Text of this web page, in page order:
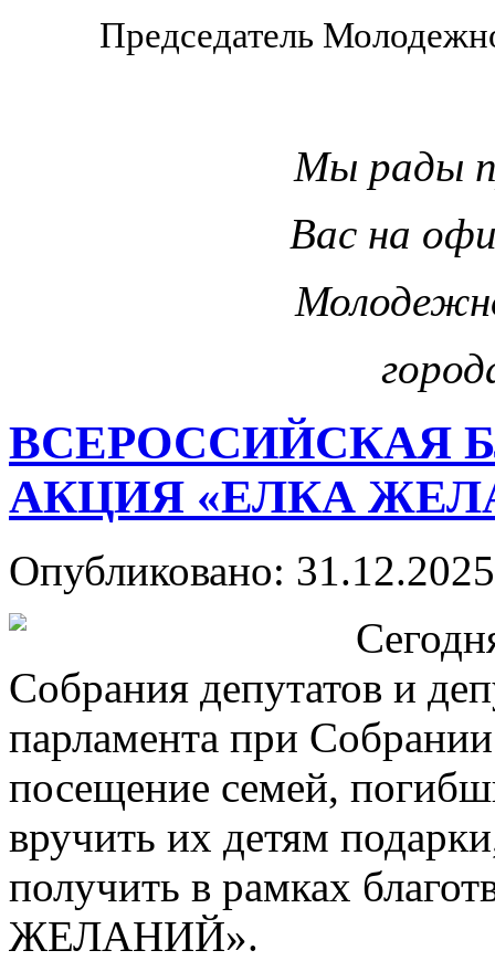
Председатель
Мы рады
Вас на
ВСЕРОССИЙСКАЯ
АКЦИЯ «ЕЛКА
Опубликовано:
Собрания депутатов и
парламента при
посещение семей,
вручить их детям
получить в рамках
ЖЕЛАНИЙ».